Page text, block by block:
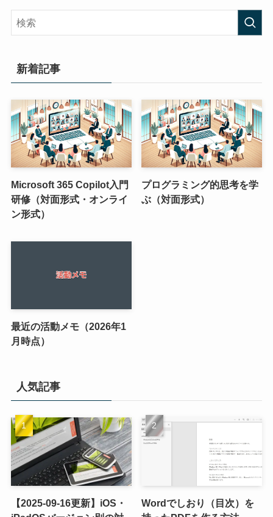
新着記事
Microsoft 365 Copilot入門
研修（対面形式・オンライ
ン形式）
プログラミング的思考を学
ぶ（対面形式）
最近の活動メモ（2026年1
月時点）
人気記事
【2025-09-16更新】iOS・
Wordでしおり（目次）を